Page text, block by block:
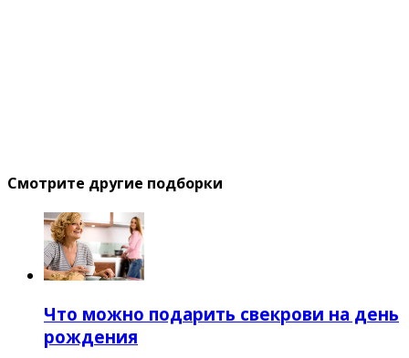
Смотрите другие подборки
Что можно подарить свекрови на день
рождения